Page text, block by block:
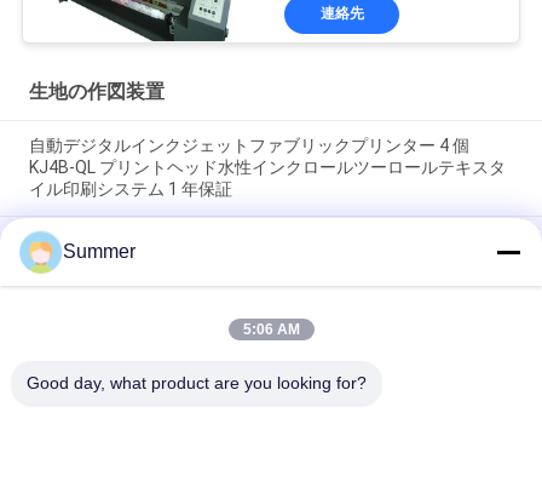
連絡先
生地の作図装置
自動デジタルインクジェットファブリックプリンター 4 個
KJ4B-QL プリントヘッド水性インクロールツーロールテキスタ
イル印刷システム 1 年保証
3200mm 綿とポリエステル材料用 繊維印刷システムのためのヒ
ーターインラインマシン付きの大型織物プリンター
安定した生産 高品質 デジタル印刷機 綿とポリエステル 織物の
インクジェット 繊維印刷機 遠赤外線ヒーター インライン印刷
Summer
5:06 AM
Good day, what product are you looking for?